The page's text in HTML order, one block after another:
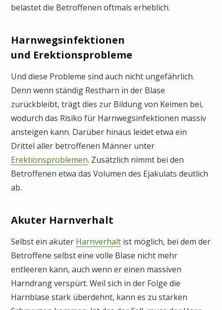
belastet die Betroffenen oftmals erheblich.
Harnwegsinfektionen
und Erektionsprobleme
Und diese Probleme sind auch nicht ungefährlich.
Denn wenn ständig Restharn in der Blase
zurückbleibt, trägt dies zur Bildung von Keimen bei,
wodurch das Risiko für Harnwegsinfektionen massiv
ansteigen kann. Darüber hinaus leidet etwa ein
Drittel aller betroffenen Männer unter
Erektionsproblemen. Zusätzlich nimmt bei den
Betroffenen etwa das Volumen des Ejakulats deutlich
ab.
Akuter Harnverhalt
Selbst ein akuter Harnverhalt ist möglich, bei dem der
Betroffene selbst eine volle Blase nicht mehr
entleeren kann, auch wenn er einen massiven
Harndrang verspürt. Weil sich in der Folge die
Harnblase stark überdehnt, kann es zu starken